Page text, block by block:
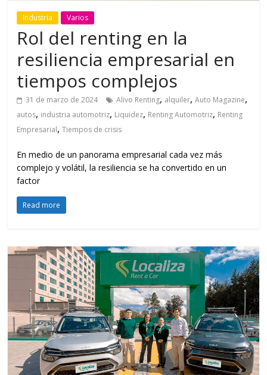
Industria Varios
Rol del renting en la
resiliencia empresarial en
tiempos complejos
31 de marzo de 2024 Alivo Renting, alquiler,Auto Magazine,
autos, industria automotriz, Liquidez, Renting Automotriz, Renting
Empresarial,Tiempos de crisis
En medio de un panorama empresarial cada vez más
complejo y volátil, la resiliencia se ha convertido en un
factor
Read more